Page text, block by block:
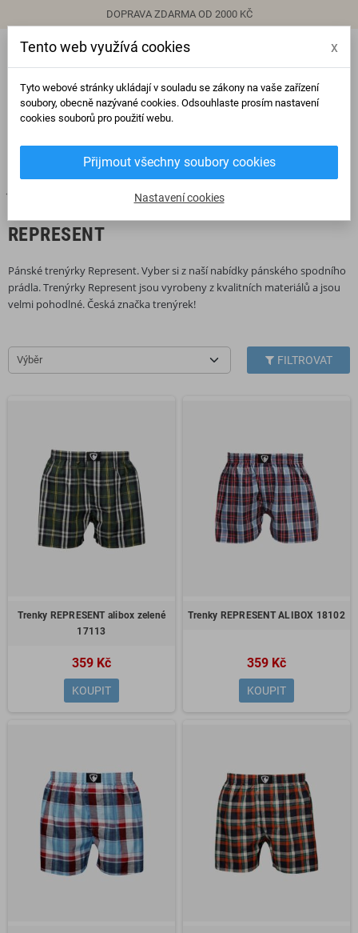
DOPRAVA ZDARMA OD 2000 KČ
view_headline
Přihlásit se
REPRESENT
Pánské trenýrky Represent. Vyber si z naší nabídky pánského spodního
prádla. Trenýrky Represent jsou vyrobeny z kvalitních materiálů a jsou
velmi pohodlné. Česká značka trenýrek!
Výběr FILTROVAT
Trenky REPRESENT alibox zelené
17113
359 Kč
KOUPIT
Trenky REPRESENT ALIBOX 18102
359 Kč
KOUPIT
Tento web využívá cookies x
Tyto webové stránky ukládají v souladu se zákony na vaše zařízení
soubory, obecně nazývané cookies. Odsouhlaste prosím nastavení
cookies souborů pro použití webu.
Přijmout všechny soubory cookies
Nastavení cookies